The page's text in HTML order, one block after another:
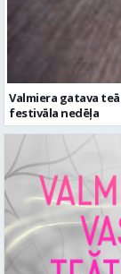
Valmiera gatava
festivāla nedēļa